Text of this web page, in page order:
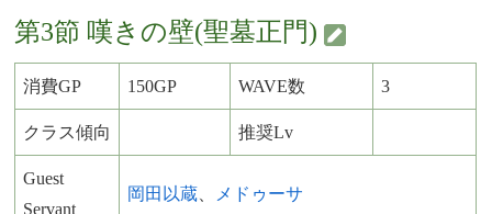
第3節 嘆きの壁(聖墓正門)
消費GP 150GP WAVE数 3
クラス傾向 推奨Lv
Guest
Servant
岡田以蔵 メドゥーサ